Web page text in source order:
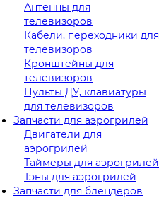
Антенны для
телевизоров
Кабели, переходники для
телевизоров
Кронштейны для
телевизоров
Пульты ДУ, клавиатуры
для телевизоров
Запчасти для аэрогрилей
Двигатели для
аэрогрилей
Таймеры для аэрогрилей
Тэны для аэрогрилей
Запчасти для блендеров